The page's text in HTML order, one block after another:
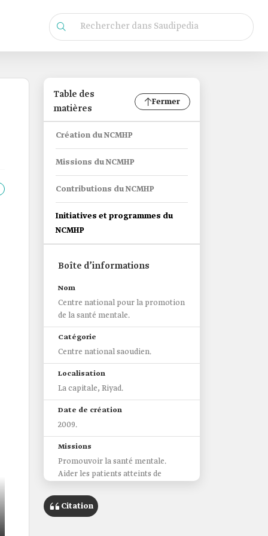
Table des
matières
Fermer
Création du NCMHP
Missions du NCMHP
Contributions du NCMHP
Initiatives et programmes du
NCMHP
Boîte d’informations
Nom
Centre national pour la promotion
de la santé mentale.
Catégorie
Centre national saoudien.
Localisation
La capitale, Riyad.
Date de création
2009.
Missions
Promouvoir la santé mentale.
Aider les patients atteints de
à accéder aux services
thérapeutiques et de réadaptation.
Citation